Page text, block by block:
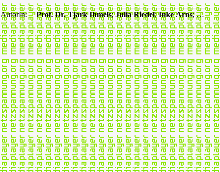
AutorIn: Prof. Dr. Tjark Ihmels;Julia Riedel;Inke Arns; …